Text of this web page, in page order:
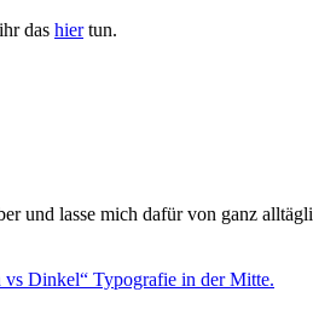
das hiertun.
und lasse mich dafür von ganz